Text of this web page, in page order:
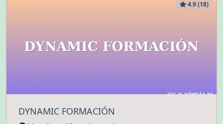
4.9 (18)
DYNAMIC FORMACIÓN